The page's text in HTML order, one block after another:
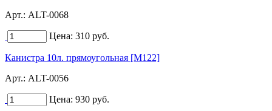
Арт.: ALT-0068
Цена: 310 руб.
Канистра 10л. прямоугольная [M122]
Арт.: ALT-0056
Цена: 930 руб.